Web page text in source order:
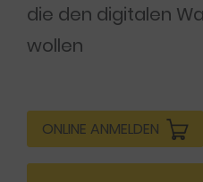
die den digitalen
wollen
ONLINE ANMELDEN